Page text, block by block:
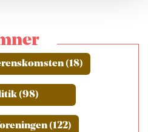
(18)
(98)
(122)